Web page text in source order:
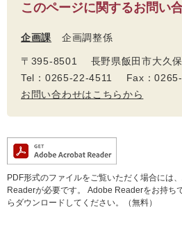
このページに関するお問い
企画課 企画調整係
〒395-8501 長野県飯田市大久
Tel：0265-22-4511 Fax：
お問い合わせはこちらから
PDF形式のファイルをご覧いただく場合には
Readerが必要です。
Adobe Readerをお持ち
らダウンロードしてください。（無料）